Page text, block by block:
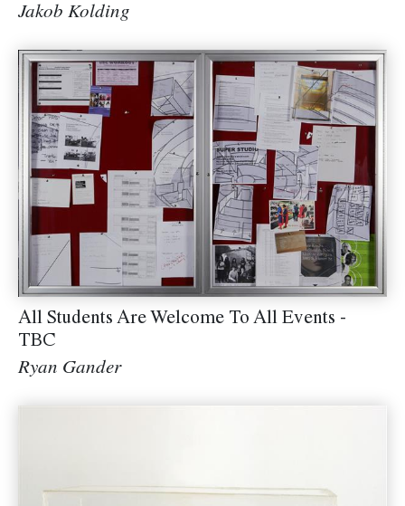
Jakob Kolding
All Students Are Welcome To All Events -
TBC
Ryan Gander